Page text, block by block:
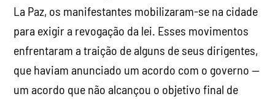
La Paz, os manifestantes mobilizaram-se na cidade
para exigir a revogação da lei. Esses movimentos
enfrentaram a traição de alguns de seus dirigentes,
que haviam anunciado um acordo com o governo —
um acordo que não alcançou o objetivo final de